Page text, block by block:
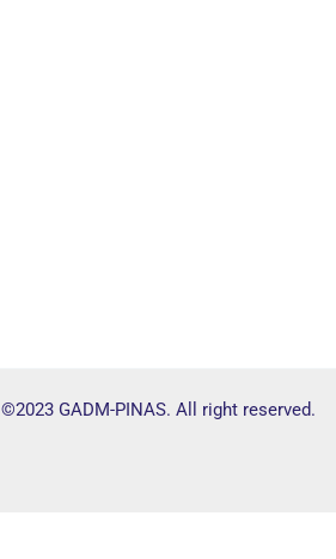
©2023 GADM-PINAS. All right reserved.